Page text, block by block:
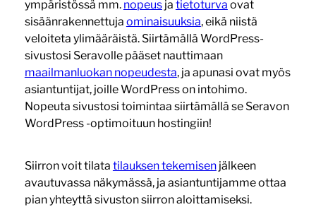
ympäristössä mm. nopeusja tietoturva ovat
sisäänrakennettuja ominaisuuksia, eikä niistä
veloiteta ylimääräistä. Siirtämällä WordPress-
sivustosi Seravolle pääset nauttimaan
maailmanluokan nopeudesta, ja apunasi ovat myös
asiantuntijat, joille WordPress on intohimo.
Nopeuta sivustosi toimintaa siirtämällä se Seravon
WordPress -optimoituun hostingiin!
Siirron voit tilata tilauksen tekemisenjälkeen
avautuvassa näkymässä, ja asiantuntijamme ottaa
pian yhteyttä sivuston siirron aloittamiseksi.